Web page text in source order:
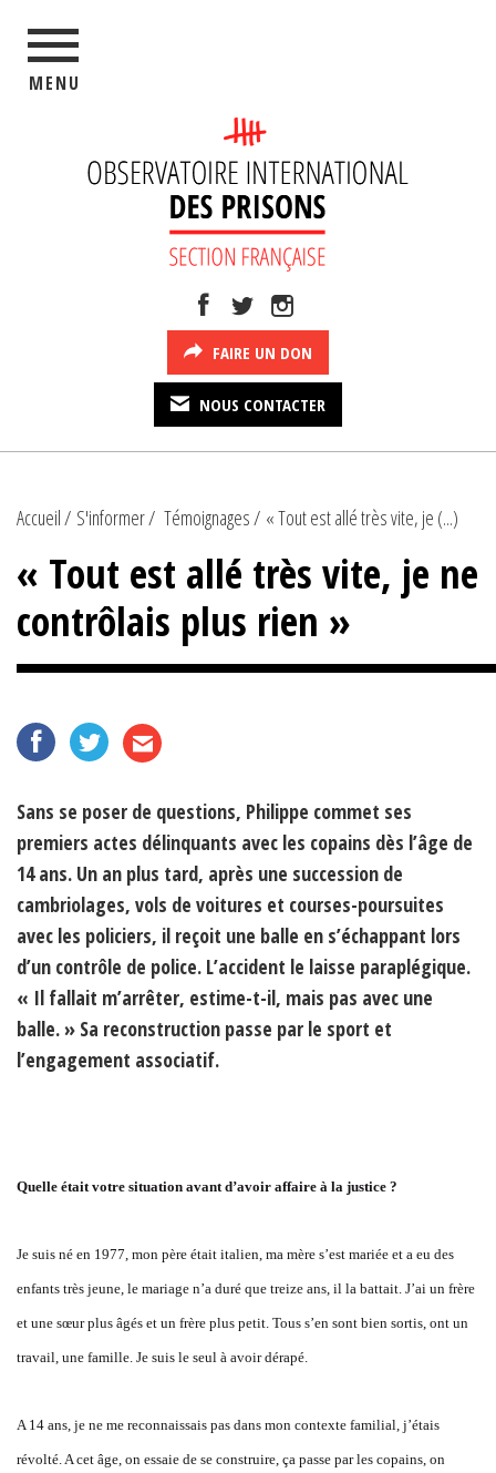
MENU
FAIRE UN DON
NOUS CONTACTER
Accueil S'informer Témoignages « Tout est allé très vite, je (...)
« Tout est allé très vite, je ne
contrôlais plus rien »
Sans se poser de questions, Philippe commet ses
premiers actes délinquants avec les copains dès l’âge de
14 ans. Un an plus tard, après une succession de
cambriolages, vols de voitures et courses-poursuites
avec les policiers, il reçoit une balle en s’échappant lors
d’un contrôle de police. L’accident le laisse paraplégique.
« Il fallait m’arrêter, estime-t-il, mais pas avec une
balle. » Sa reconstruction passe par le sport et
l’engagement associatif.
Quelle était votre situation avant d’avoir affaire à la justice ?
Je suis né en 1977, mon père était italien, ma mère s’est mariée et a eu des
enfants très jeune, le mariage n’a duré que treize ans, il la battait. J’ai un frère
et une sœur plus âgés et un frère plus petit. Tous s’en sont bien sortis, ont un
travail, une famille. Je suis le seul à avoir dérapé.
A 14 ans, je ne me reconnaissais pas dans mon contexte familial, j’étais
révolté. A cet âge, on essaie de se construire, ça passe par les copains, on